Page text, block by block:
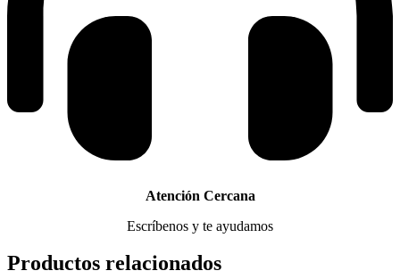
Atención Cercana
Escríbenos y te ayudamos
Productos relacionados